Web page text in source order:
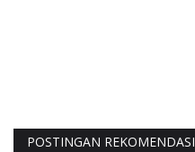
POSTINGAN REKOMENDASI